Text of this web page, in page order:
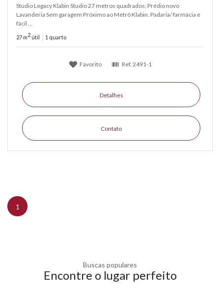
Studio Legacy Klabin Studio 27 metros quadrados; Prédio novo
Lavanderia Sem garagem Próximo ao Metrô Klabin. Padaria/ farmácia e
fácil ...
27 m2 útil 1 quarto
Favorito Ref. 2491-1
Detalhes
Contato
1
Buscas populares
Encontre o lugar perfeito